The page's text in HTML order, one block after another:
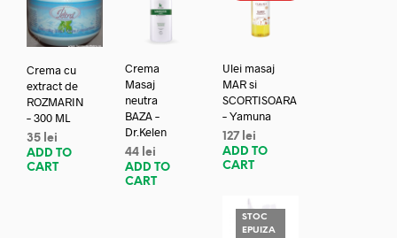
Crema cu
extract de
ROZMARIN
– 300 ML
35 lei
ADD TO
CART
Crema
Masaj
neutra
BAZA –
Dr.Kelen
44 lei
ADD TO
CART
Ulei masaj
MAR si
SCORTISOARA
– Yamuna
127 lei
ADD TO
CART
STOC
EPUIZA